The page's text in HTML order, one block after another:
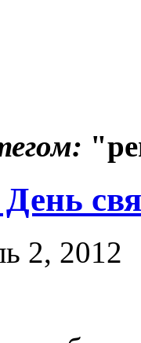
2, 2012